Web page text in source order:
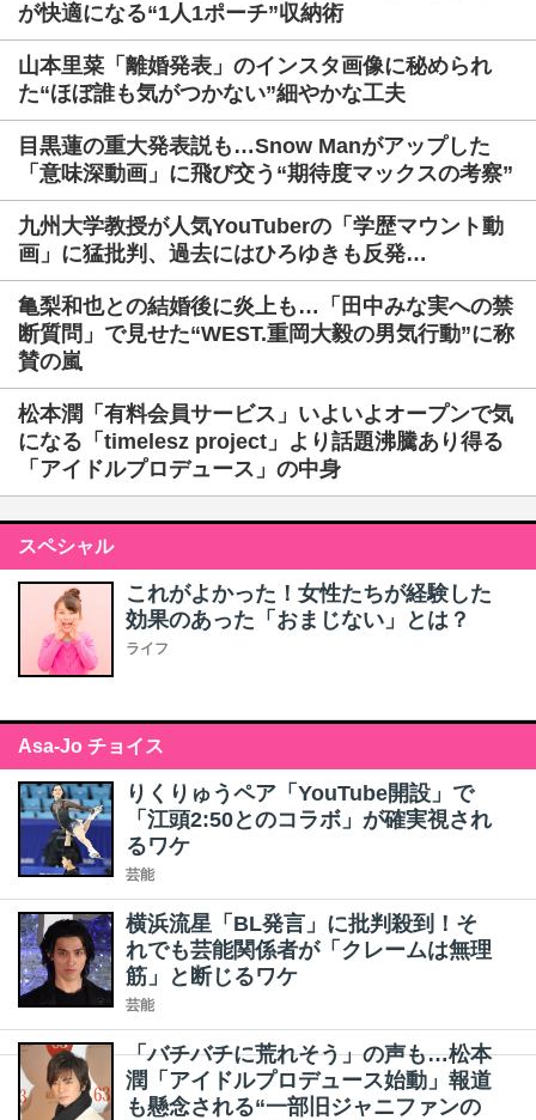
が快適になる“1人1ポーチ”収納術
山本里菜「離婚発表」のインスタ画像に秘められ
た“ほぼ誰も気がつかない”細やかな工夫
目黒蓮の重大発表説も…Snow Manがアップした
「意味深動画」に飛び交う“期待度マックスの考察”
九州大学教授が人気YouTuberの「学歴マウント動
画」に猛批判、過去にはひろゆきも反発…
亀梨和也との結婚後に炎上も…「田中みな実への禁
断質問」で見せた“WEST.重岡大毅の男気行動”に称
賛の嵐
松本潤「有料会員サービス」いよいよオープンで気
になる「timelesz project」より話題沸騰あり得る
「アイドルプロデュース」の中身
スペシャル
これがよかった！女性たちが経験した
効果のあった「おまじない」とは？
ライフ
Asa-Jo チョイス
りくりゅうペア「YouTube開設」で
「江頭2:50とのコラボ」が確実視され
るワケ
芸能
横浜流星「BL発言」に批判殺到！そ
れでも芸能関係者が「クレームは無理
筋」と断じるワケ
芸能
「バチバチに荒れそう」の声も…松本
潤「アイドルプロデュース始動」報道
も懸念される“一部旧ジャニファンの